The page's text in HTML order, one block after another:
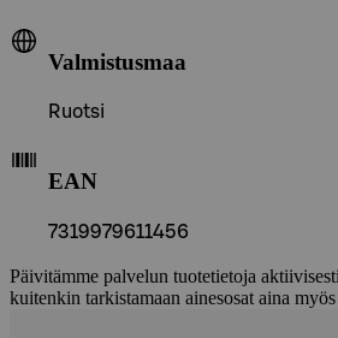
Valmistusmaa
Ruotsi
EAN
7319979611456
Päivitämme palvelun tuotetietoja
kuitenkin tarkistamaan ainesosat aina